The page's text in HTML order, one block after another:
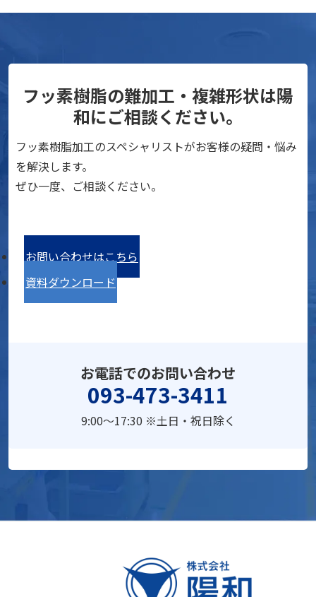
フッ素樹脂の難加工・複雑形状は陽
和にご相談ください。
フッ素樹脂加工のスペシャリストがお客様の疑問・悩み
を解決します。
ぜひ一度、ご相談ください。
お問い合わせはこちら
資料ダウンロード
お電話でのお問い合わせ
093-473-3411
9:00～17:30 ※土日・祝日除く